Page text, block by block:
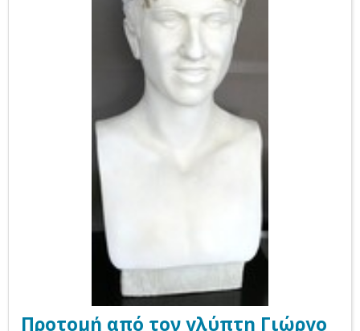
Βραβείο θέλησης στα πλαίσια της
διοργάνωσης των Βραβείων “Leader
πενταετίας» στην Πανελληνια
διοργάνωση των βραβείων “Leaders of
the year 2005 (Ελλάδας)»
Προτομή από τον γλύπτη Γιώργο